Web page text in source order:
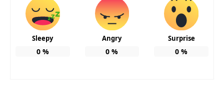
Sleepy
0%
Angry
0 %
Surprise
0 %